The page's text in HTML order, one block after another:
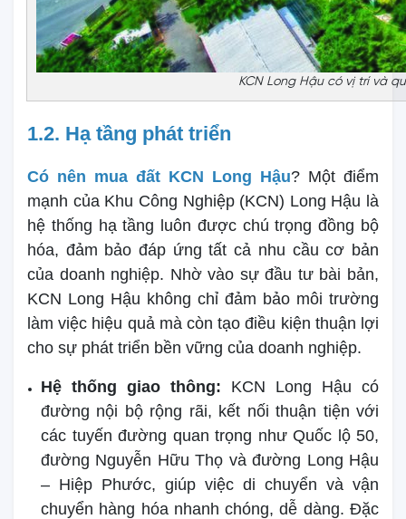
KCN Long Hậu có vị trí và
1.2. Hạ tầng phát triển
Có nên mua đất KCN Long Hậu? Một điểm
mạnh của Khu Công Nghiệp (KCN) Long Hậu là
hệ thống hạ tầng luôn được chú trọng đồng bộ
hóa, đảm bảo đáp ứng tất cả nhu cầu cơ bản
của doanh nghiệp. Nhờ vào sự đầu tư bài bản,
KCN Long Hậu không chỉ đảm bảo môi trường
làm việc hiệu quả mà còn tạo điều kiện thuận lợi
cho sự phát triển bền vững của doanh nghiệp.
Hệ thống giao thông: KCN Long Hậu có
đường nội bộ rộng rãi, kết nối thuận tiện với
các tuyến đường quan trọng như Quốc lộ 50,
đường Nguyễn Hữu Thọ và đường Long Hậu
– Hiệp Phước, giúp việc di chuyển và vận
chuyển hàng hóa nhanh chóng, dễ dàng. Đặc